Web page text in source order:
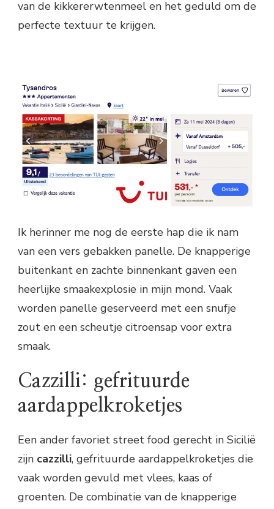
van de kikkererwtenmeel en het geduld om de
perfecte textuur te krijgen.
Ik herinner me nog de eerste hap die ik nam
van een vers gebakken panelle. De knapperige
buitenkant en zachte binnenkant gaven een
heerlijke smaakexplosie in mijn mond. Vaak
worden panelle geserveerd met een snufje
zout en een scheutje citroensap voor extra
smaak.
Cazzilli: gefrituurde
aardappelkroketjes
Een ander favoriet street food gerecht in Sicilië
zijn cazzilli, gefrituurde aardappelkroketjes die
vaak worden gevuld met vlees, kaas of
groenten. De combinatie van de knapperige